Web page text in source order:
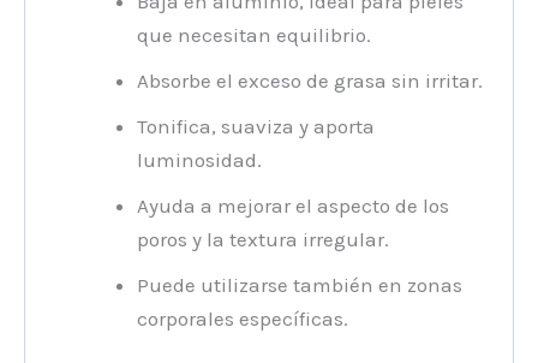
que necesitan equilibrio.
Absorbe el exceso de grasa sin irritar.
Tonifica, suaviza y aporta
luminosidad.
Ayuda a mejorar el aspecto de los
poros y la textura irregular.
Puede utilizarse también en zonas
corporales específicas.